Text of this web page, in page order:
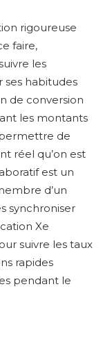
rigoureuse
faire,
les
ses habitudes
de conversion
les montants
de
réel qu’on est
est un
d’un
synchroniser
Xe
suivre les taux
rapides
pendant le